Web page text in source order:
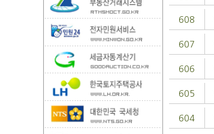
608
607
606
605
604